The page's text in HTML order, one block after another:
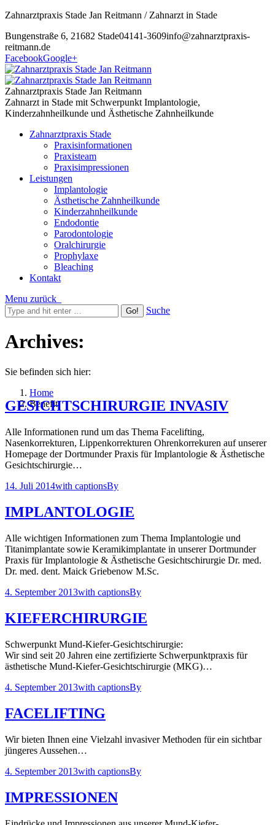
Zahnarztpraxis Stade Jan Reitmann / Zahnarzt in Stade
Bungenstraße 6, 21682 Stade04141-3609info@zahnarztpraxis-
reitmann.de
FacebookGoogle+
Zahnarztpraxis Stade Jan Reitmann
Zahnarzt in Stade mit Schwerpunkt Implantologie,
Kinderzahnheilkunde und Ästhetische Zahnheilkunde
Zahnarztpraxis Stade
Praxisinformationen
Praxisteam
Praxisimpressionen
Leistungen
Implantologie
Ästhetische Zahnheilkunde
Kinderzahnheilkunde
Endodontie
Parodontologie
Oralchirurgie
Prophylaxe
Bleaching
Kontakt
Menu zurück
Suche
Archives:
Sie befinden sich hier:
Home
Benefit
GESICHTSCHIRURGIE INVASIV
Alle Informationen rund um das Thema Facelifting,
Nasenkorrekturen, Lippenkorrekturen Ohrenkorrekuren auf unserer
Homepage der Dortmunder Praxis für Implantologie & Ästhetische
Gesichtschirurgie…
14. Juli 2014with captionsBy
IMPLANTOLOGIE
Alle wichtigen Informationen zum Thema Implantologie und
Titanimplantate sowie Keramikimplantate in unserer Dortmunder
Praxis für Implantologie & Ästhetische Gesichtschirurgie Dr. med.
Dr. med. dent. Maick Griebenow M.Sc.
4. September 2013with captionsBy
KIEFERCHIRURGIE
Schwerpunkt Mund-Kiefer-Gesichtschirurgie:
Wir sind seit 20 Jahren eine zertifizierte Schwerpunktpraxis für
ästhetische Mund-Kiefer-Gesichtschirurgie (MKG)…
4. September 2013with captionsBy
FACELIFTING
Wir bieten Ihnen eine Vielzahl invasiver Methoden für ein sichtbar
jüngeres Aussehen…
4. September 2013with captionsBy
IMPRESSIONEN